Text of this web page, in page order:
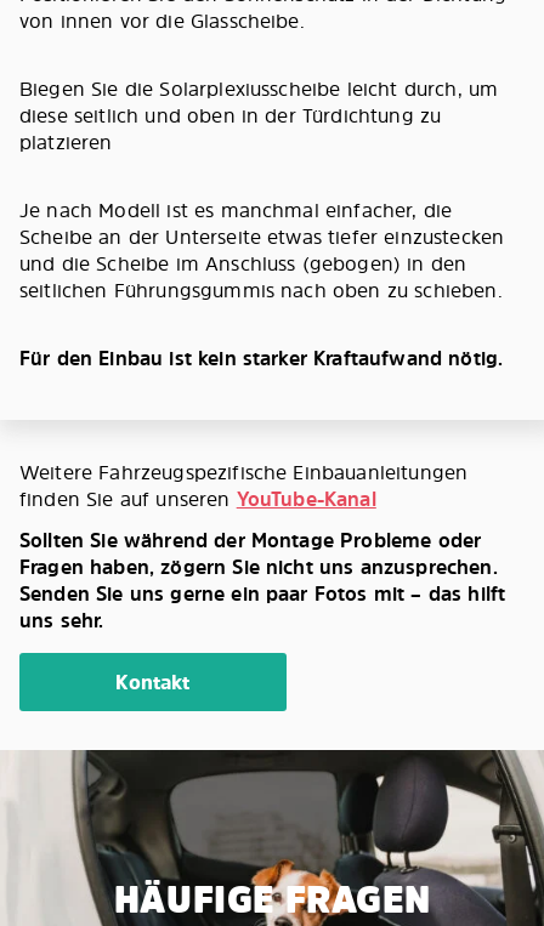
von innen vor die Glasscheibe.
Biegen Sie die Solarplexiusscheibe leicht durch, um
diese seitlich und oben in der Türdichtung zu
platzieren
Je nach Modell ist es manchmal einfacher, die
Scheibe an der Unterseite etwas tiefer einzustecken
und die Scheibe im Anschluss (gebogen) in den
seitlichen Führungsgummis nach oben zu schieben.
Für den Einbau ist kein starker Kraftaufwand nötig.
Weitere Fahrzeugspezifische Einbauanleitungen
finden Sie auf unseren YouTube-Kanal
Sollten Sie während der Montage Probleme oder
Fragen haben, zögern Sie nicht uns anzusprechen.
Senden Sie uns gerne ein paar Fotos mit – das hilft
uns sehr.
Kontakt
HÄUFIGE FRAGEN